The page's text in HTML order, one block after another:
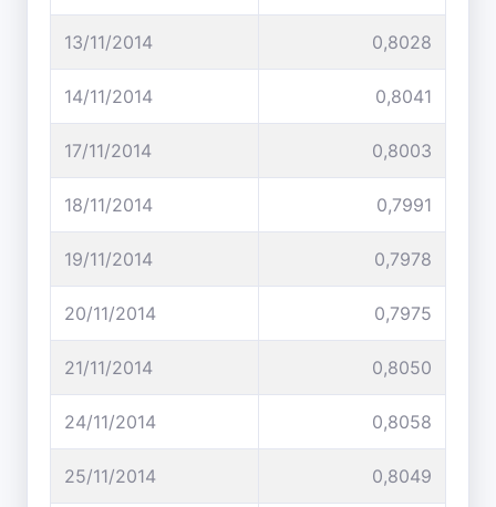
13/11/2014 0,8028
14/11/2014 0,8041
17/11/2014 0,8003
18/11/2014 0,7991
19/11/2014 0,7978
20/11/2014 0,7975
21/11/2014 0,8050
24/11/2014 0,8058
25/11/2014 0,8049